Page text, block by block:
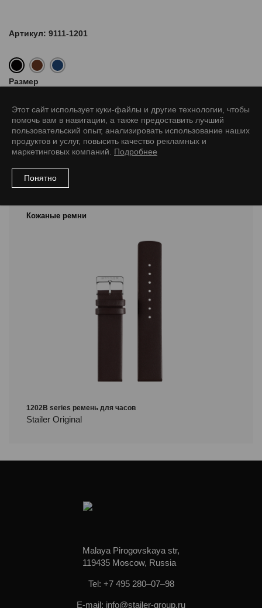
Артикул: 9111-1201
Размер
Рекомендуемые товары
Кожаные ремни
1202B series ремень для часов
Stailer Original
Этот сайт использует куки-файлы и другие технологии, чтобы
помочь вам в навигации, а также предоставить лучший
пользовательский опыт, анализировать использование наших
продуктов и услуг, повысить качество рекламных и
маркетинговых компаний. Подробнее
Понятно
Malaya Pirogovskaya str,
119435 Moscow, Russia
Tel: +7 495 280–07–98
E-mail: info@stailer-group.ru